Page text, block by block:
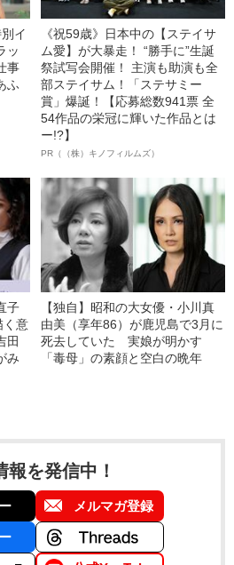
イ
ッ
事
ふ
《祝59歳》日本中の【ステイサ
ム愛】が大暴走！ “勝手に”生誕
祭試写会開催！ 主演も助演も全
部ステイサム！「ステサミー
賞」爆誕！【応募総数941票 全
54作品の栄冠に輝いた作品とは
ー!?】
PR（（株）キノフィルムズ）
子
く意
田
み
【独自】昭和の大女優・小川真
由美（享年86）が鹿児島で3月に
死去していた 実娘が明かす
「毒母」の素顔と空白の晩年
報を発信中！
メルマガ登録